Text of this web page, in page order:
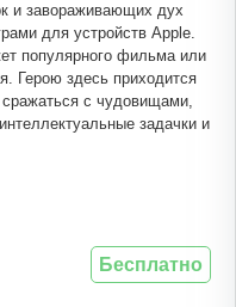
и завораживающих дух
для устройств Apple.
популярного фильма или
Герою здесь приходится
сражаться с чудовищами,
задачки и
Бесплатно